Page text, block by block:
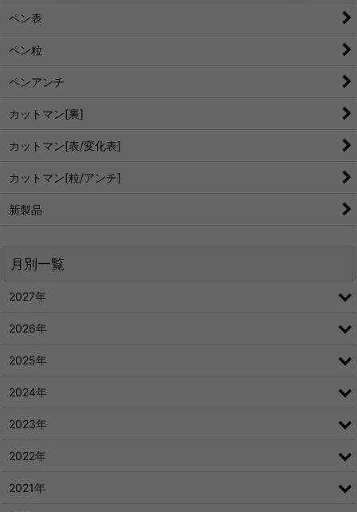
ペン表
ペン粒
ペンアンチ
カットマン[裏]
カットマン[表/変化表]
カットマン[粒/アンチ]
新製品
月別一覧
2027年
2026年
2025年
2024年
2023年
2022年
2021年